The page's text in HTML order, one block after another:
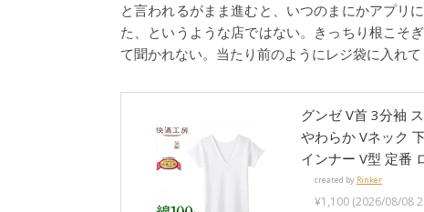
と言われるがまま進むと、いつのまにかアプリ
た、というような店ではない。きっちり根こそ
て聞かれない。当たり前のようにレジ袋に入れて
グンゼ V首 3分袖
やわらか Vネック
インナー V型 定番
created by Rinker
¥1,100 (2026/08/08